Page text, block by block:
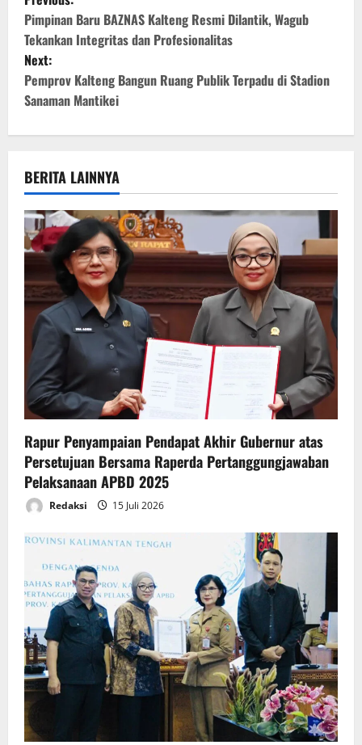
o
s
t
n
a
v
i
g
a
t
i
o
n
Pimpinan Baru BAZNAS Kalteng Resmi Dilantik, Wagub
Tekankan Integritas dan Profesionalitas
Next:
Pemprov Kalteng Bangun Ruang Publik Terpadu di Stadion
Sanaman Mantikei
BERITA LAINNYA
Rapur Penyampaian Pendapat Akhir Gubernur atas
Persetujuan Bersama Raperda Pertanggungjawaban
Pelaksanaan APBD 2025
Redaksi 15 Juli 2026